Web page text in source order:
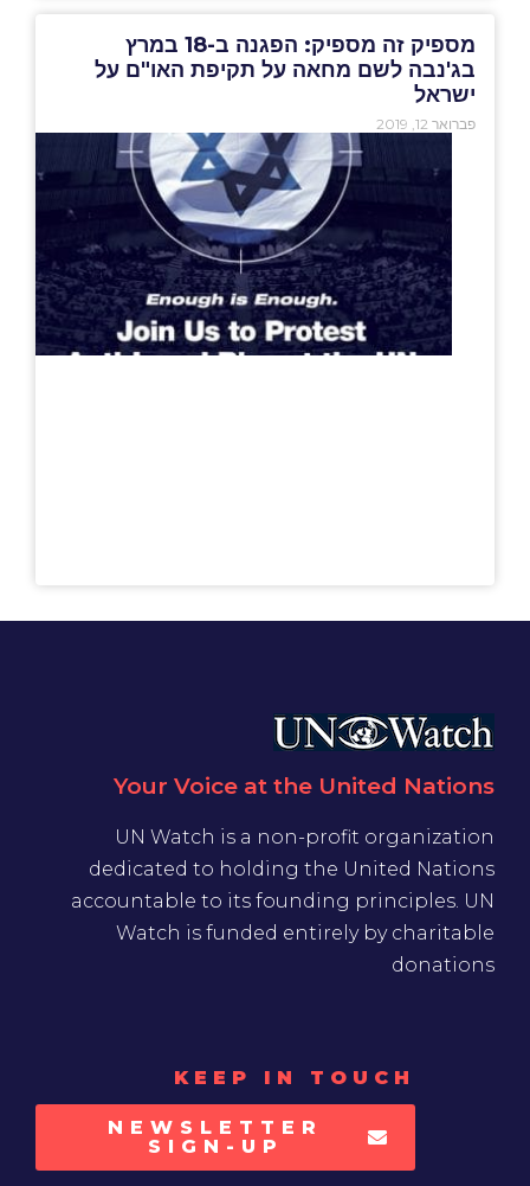
מספיק זה מספיק: הפגנה ב-18 במרץ
בג'נבה לשם מחאה על תקיפת האו"ם על
ישראל
פברואר 12, 2019
Your Voice at the United Nations
UN Watch is a non-profit organization
dedicated to holding the United Nations
accountable to its founding principles. UN
Watch is funded entirely by charitable
donations
KEEP IN TOUCH
NEWSLETTER
SIGN-UP